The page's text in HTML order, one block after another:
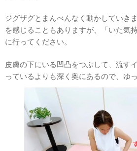
ジグザグとまんべんなく動かしていき
を感じることもありますが、「いた気
に行ってください。
皮膚の下にいる凹凸をつぶして、流す
っているよりも深く奥にあるので、ゆ